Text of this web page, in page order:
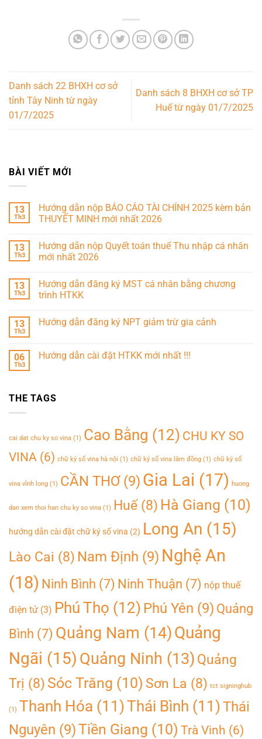
Danh sách 22 BHXH cơ sở
tỉnh Tây Ninh từ ngày
01/7/2025
Danh sách 8 BHXH cơ sở TP
Huế từ ngày 01/7/2025
BÀI VIẾT MỚI
13
Th3
Hướng dẫn nộp BÁO CÁO TÀI CHÍNH 2025 kèm bản
THUYẾT MINH mới nhất 2026
13
Th3
Hướng dẫn nộp Quyết toán thuế Thu nhập cá nhân
mới nhất 2026
13
Th3
Hướng dẫn đăng ký MST cá nhân bằng chương
trình HTKK
13
Th3
Hướng dẫn đăng ký NPT giảm trừ gia cảnh
06
Th3
Hướng dẫn cài đặt HTKK mới nhất !!!
THE TAGS
cai dat chu ky so vina (1) Cao Bằng (12) CHU KY SO
VINA (6) chữ ký số vina hà nội (1) chữ ký số vina lâm đồng (1) chữ ký số
vina vĩnh long (1) CẦN THƠ(9) Gia Lai (17) huong
dan xem thoi han chu ky so vina (1) Huế (8) Hà Giang (10)
hướng dẫn cài đặt chữ ký số vina (2) Long An (15)
Lào Cai (8) Nam Định (9) Nghệ An
(18) Ninh Bình (7) Ninh Thuận (7) nộp thuế
điện tử (3) Phú Thọ (12) Phú Yên (9) Quảng
Bình (7) Quảng Nam (14)Quảng
Ngãi (15) Quảng Ninh (13) Quảng
Trị (8) Sóc Trăng (10) Sơn La (8) tct signinghub
(1) Thanh Hóa (11)Thái Bình (11)Thái
Nguyên (9)Tiền Giang (10) Trà Vinh (6)